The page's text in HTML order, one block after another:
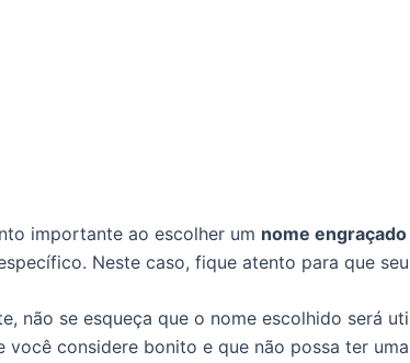
importante ao escolher um nome
Neste caso, fique atento para que
não se esqueça que o nome escolhido será
você considere bonito e que não possa ter